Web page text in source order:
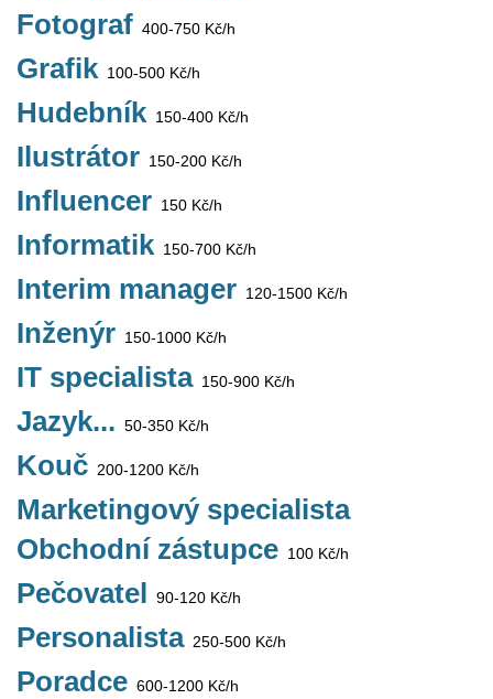
Fotograf 400-750 Kč/h
Grafik 100-500 Kč/h
Hudebník 150-400 Kč/h
Ilustrátor 150-200 Kč/h
Influencer 150 Kč/h
Informatik 150-700 Kč/h
Interim manager 120-1500 Kč/h
Inženýr 150-1000 Kč/h
IT specialista150-900 Kč/h
Jazyk... 50-350 Kč/h
Kouč 200-1200 Kč/h
Marketingový specialista
Obchodní zástupce 100 Kč/h
Pečovatel 90-120 Kč/h
Personalista250-500 Kč/h
Poradce 600-1200 Kč/h